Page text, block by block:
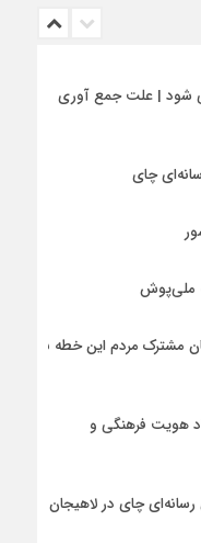
شود | علت جمع آوری
چای
ملی‌پوش
مشترک مردم این خطه با
هویت فرهنگی و
چای در لاهیجان